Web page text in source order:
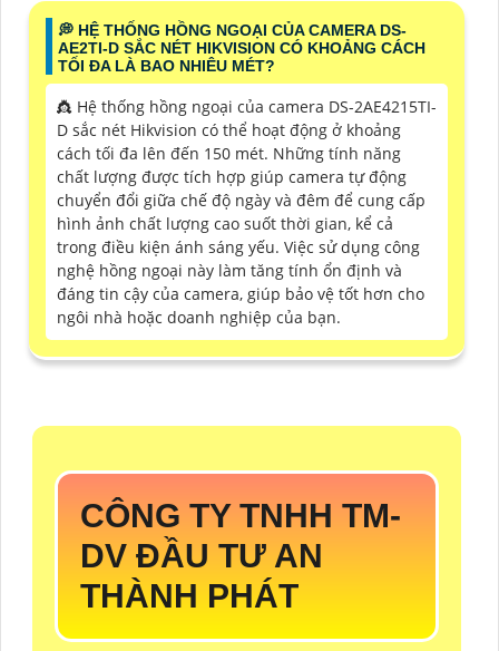
️💭 HỆ THỐNG HỒNG NGOẠI CỦA CAMERA DS-
AE2TI-D SẮC NÉT HIKVISION CÓ KHOẢNG CÁCH
TỐI ĐA LÀ BAO NHIÊU MÉT?
👸 Hệ thống hồng ngoại của camera DS-2AE4215TI-
D sắc nét Hikvision có thể hoạt động ở khoảng
cách tối đa lên đến 150 mét. Những tính năng
chất lượng được tích hợp giúp camera tự động
chuyển đổi giữa chế độ ngày và đêm để cung cấp
hình ảnh chất lượng cao suốt thời gian, kể cả
trong điều kiện ánh sáng yếu. Việc sử dụng công
nghệ hồng ngoại này làm tăng tính ổn định và
đáng tin cậy của camera, giúp bảo vệ tốt hơn cho
ngôi nhà hoặc doanh nghiệp của bạn.
CÔNG TY TNHH TM-
DV ĐẦU TƯ AN
THÀNH PHÁT